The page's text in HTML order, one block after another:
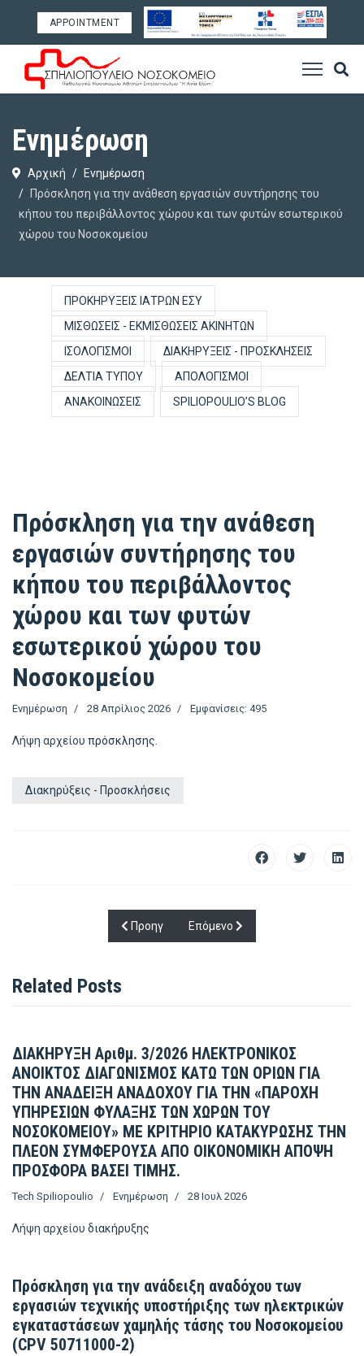
APPOINTMENT
Ενημέρωση
Αρχική
Ενημέρωση
Πρόσκληση για την ανάθεση εργασιών συντήρησης του
κήπου του περιβάλλοντος χώρου και των φυτών εσωτερικού
χώρου του Νοσοκομείου
ΠΡΟΚΗΡΎΞΕΙΣ ΙΑΤΡΏΝ ΕΣΥ
ΜΙΣΘΏΣΕΙΣ - ΕΚΜΙΣΘΏΣΕΙΣ ΑΚΙΝΉΤΩΝ
ΙΣΟΛΟΓΙΣΜΟΊ
ΔΙΑΚΗΡΎΞΕΙΣ - ΠΡΟΣΚΛΉΣΕΙΣ
ΔΕΛΤΊΑ ΤΎΠΟΥ
ΑΠΟΛΟΓΙΣΜΟΊ
ΑΝΑΚΟΙΝΏΣΕΙΣ
SPILIOPOULIO’S BLOG
Πρόσκληση για την ανάθεση
εργασιών συντήρησης του
κήπου του περιβάλλοντος
χώρου και των φυτών
εσωτερικού χώρου του
Νοσοκομείου
Ενημέρωση 28 Απρίλιος 2026 Εμφανίσεις: 495
Λήψη αρχείου πρόσκλησης
Διακηρύξεις - Προσκλήσεις
Προηγούμενο άρθρο: Πρόσκληση για τις
Προηγ Επόμενο άρθρο: Πρόσκληση για
Επόμενο
Related Posts
ΔΙΑΚΗΡΥΞΗ Αριθμ. 3/2026 ΗΛΕΚΤΡΟΝΙΚΟΣ
ΑΝΟΙΚΤΟΣ ΔΙΑΓΩΝΙΣΜΟΣ ΚΑΤΩ ΤΩΝ ΟΡΙΩΝ ΓΙΑ
ΤΗΝ ΑΝΑΔΕΙΞΗ ΑΝΑΔΟΧΟΥ ΓΙΑ ΤΗΝ «ΠΑΡΟΧΗ
ΥΠΗΡΕΣΙΩΝ ΦΥΛΑΞΗΣ ΤΩΝ ΧΩΡΩΝ ΤΟΥ
ΝΟΣΟΚΟΜΕΙΟΥ» ΜΕ ΚΡΙΤΗΡΙΟ ΚΑΤΑΚΥΡΩΣΗΣ ΤΗΝ
ΠΛΕΟΝ ΣΥΜΦΕΡΟΥΣΑ ΑΠΟ ΟΙΚΟΝΟΜΙΚΗ ΑΠΟΨΗ
ΠΡΟΣΦΟΡΑ ΒΑΣΕΙ ΤΙΜΗΣ.
Tech Spiliopoulio Ενημέρωση 28 Ιουλ 2026
Λήψη αρχείου διακήρυξης
Πρόσκληση για την ανάδειξη αναδόχου των
εργασιών τεχνικής υποστήριξης των ηλεκτρικών
εγκαταστάσεων χαμηλής τάσης του Νοσοκομείου
(CPV 50711000-2)